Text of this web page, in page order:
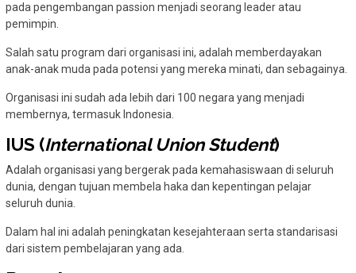
pada pengembangan passion menjadi seorang leader atau
pemimpin.
Salah satu program dari organisasi ini, adalah memberdayakan
anak-anak muda pada potensi yang mereka minati, dan sebagainya.
Organisasi ini sudah ada lebih dari 100 negara yang menjadi
membernya, termasuk Indonesia.
IUS (International Union Student)
Adalah organisasi yang bergerak pada kemahasiswaan di seluruh
dunia, dengan tujuan membela haka dan kepentingan pelajar
seluruh dunia.
Dalam hal ini adalah peningkatan kesejahteraan serta standarisasi
dari sistem pembelajaran yang ada.